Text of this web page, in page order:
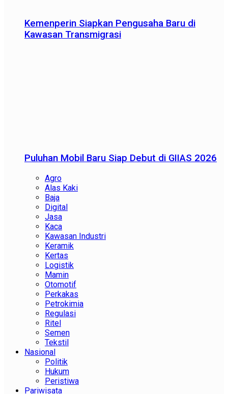
Kemenperin Siapkan Pengusaha Baru di
Kawasan Transmigrasi
Puluhan Mobil Baru Siap Debut di GIIAS 2026
Agro
Alas Kaki
Baja
Digital
Jasa
Kaca
Kawasan Industri
Keramik
Kertas
Logistik
Mamin
Otomotif
Perkakas
Petrokimia
Regulasi
Ritel
Semen
Tekstil
Nasional
Politik
Hukum
Peristiwa
Pariwisata